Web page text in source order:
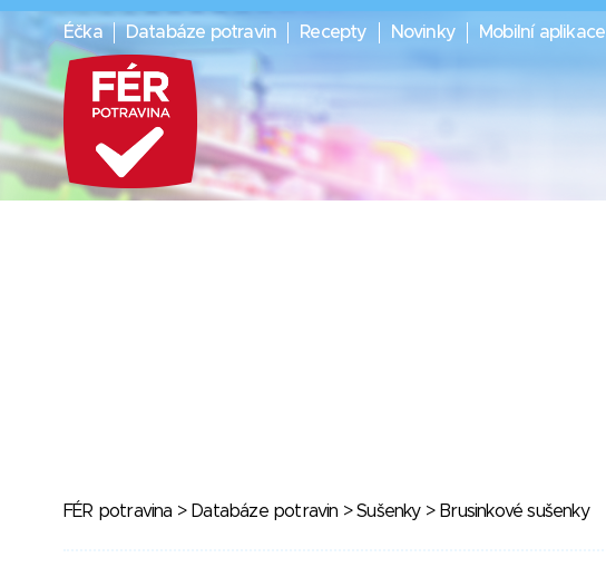
Éčka Databáze potravin Recepty Novinky Mobilní aplikace
FÉR potravina > Databáze potravin >Sušenky> Brusinkové sušenky